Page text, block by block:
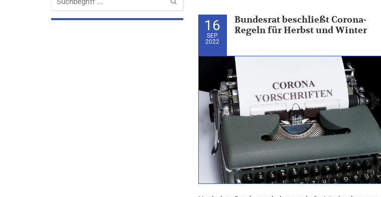
16
SEP.
2022
Bundesrat beschließt Corona-
Regeln für Herbst und Winter